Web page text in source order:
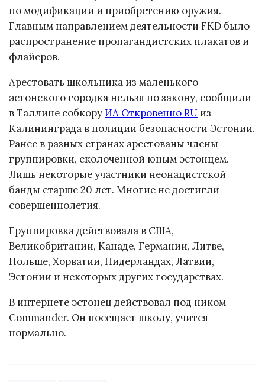
по модификации и приобретению оружия.
Главным направлением деятельности FKD было
распространение пропагандистских плакатов и
флайеров.
Арестовать школьника из маленького
эстонского городка нельзя по закону, сообщили
в Таллине собкоруИА Откровенно RU из
Калининграда в полиции безопасности Эстонии.
Ранее в разных странах арестованы члены
группировки, сколоченной юным эстонцем.
Лишь некоторые участники неонацистской
банды старше 20 лет. Многие не достигли
совершеннолетия.
Группировка действовала в США,
Великобритании, Канаде, Германии, Литве,
Польше, Хорватии, Нидерландах, Латвии,
Эстонии и некоторых других государствах.
В интернете эстонец действовал под ником
Commander. Он посещает школу, учится
нормально.